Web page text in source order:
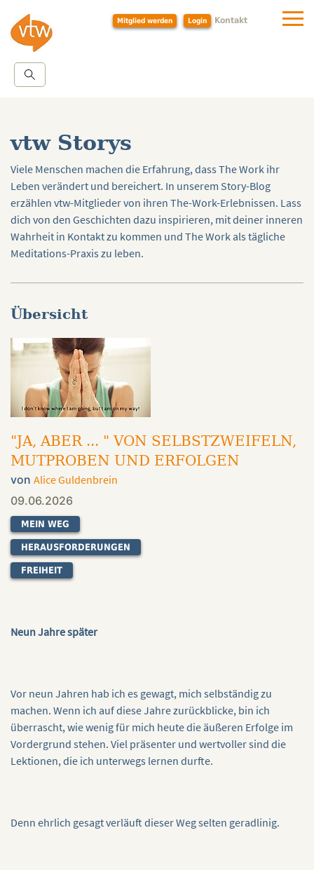
Mitglied werden Login Kontakt
vtw Storys
Viele Menschen machen die Erfahrung, dass The Work ihr
Leben verändert und bereichert. In unserem Story-Blog
erzählen vtw-Mitglieder von ihren The-Work-Erlebnissen. Lass
dich von den Geschichten dazu inspirieren, mit deiner inneren
Wahrheit in Kontakt zu kommen und The Work als tägliche
Meditations-Praxis zu leben.
Übersicht
"JA, ABER ... " VON SELBSTZWEIFELN,
MUTPROBEN UND ERFOLGEN
von Alice Guldenbrein
09.06.2026
MEIN WEG
HERAUSFORDERUNGEN
FREIHEIT
Neun Jahre später
Vor neun Jahren hab ich es gewagt, mich selbständig zu
machen. Wenn ich auf diese Jahre zurückblicke, bin ich
überrascht, wie wenig für mich heute die äußeren Erfolge im
Vordergrund stehen. Viel präsenter und wertvoller sind die
Lektionen, die ich unterwegs lernen durfte.
Denn ehrlich gesagt verläuft dieser Weg selten geradlinig.